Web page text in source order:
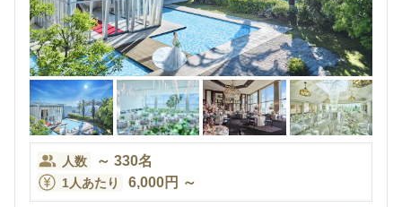
人数 ～ 330名
1人あたり 6,000円 ～